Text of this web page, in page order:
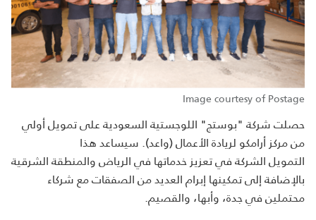
Image courtesy of Postage
حصلت شركة "بوستج" اللوجستية السعودية على تمويل أولي
من مركز أرامكو لريادة الأعمال (واعد). سيساعد هذا
التمويل الشركة في تعزيز خدماتها في الرياض والمنطقة الشرقية
بالإضافة إلى تمكينها إبرام العديد من الصفقات مع شركاء
محتملين في جدة، وأبها، والقصيم.